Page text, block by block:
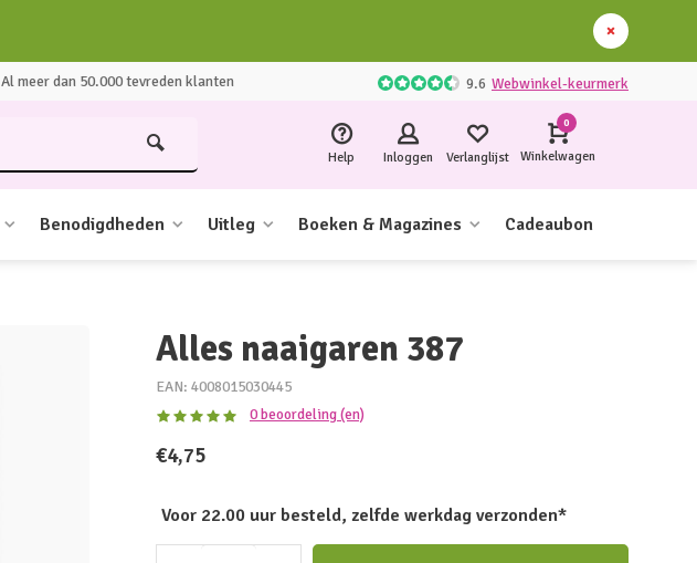
Al meer dan 50.000 tevreden klanten 9.6 Webwinkel-keurmerk
Help Inloggen Verlanglijst
0
Winkelwagen
Benodigdheden Uitleg Boeken & Magazines Cadeaubon
Alles naaigaren 387
EAN: 4008015030445
0 beoordeling (en)
€4,75
Voor 22.00 uur besteld, zelfde werkdag verzonden*